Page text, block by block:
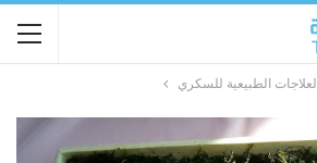
العلاجات الطبيعية للسكري